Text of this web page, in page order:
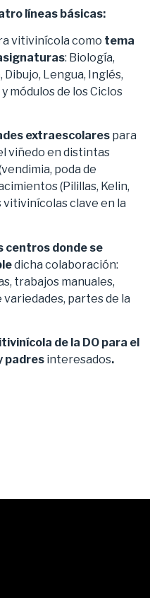
líneas básicas:
vitivinícola como tema
: Biología,
Dibujo, Lengua, Inglés,
módulos de los Ciclos
extraescolares para
viñedo en distintas
poda de
(Pilillas, Kelin,
vitivinícolas clave en la
centros donde se
dicha colaboración:
trabajos manuales,
partes de la
de la DO para el
padres interesados.